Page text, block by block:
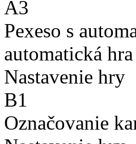
A3
Pexeso s
automatická
Nastavenie hry
B1
Označovanie